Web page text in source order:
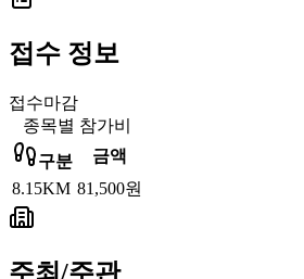
접수 정보
접수마감
종목별 참가비
구분
금액
8.15KM 81,500원
주최/주관